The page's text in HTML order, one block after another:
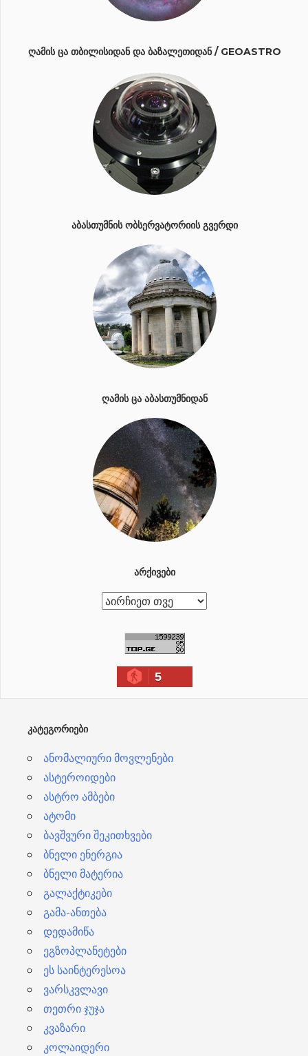
ᲦᲐᲛᲘᲡ ᲪᲐ ᲗᲑᲘᲚᲘᲡᲘᲓᲐᲜ ᲓᲐ ᲑᲐᲖᲐᲚᲔᲗᲘᲓᲐᲜ / GEOASTRO
ᲐᲑᲐᲡᲗᲣᲛᲜᲘᲡ ᲝᲑᲡᲔᲠᲕᲐᲢᲝᲠᲘᲘᲡ ᲒᲕᲔᲠᲓᲘ
ᲦᲐᲛᲘᲡ ᲪᲐ ᲐᲑᲐᲡᲗᲣᲛᲜᲘᲓᲐᲜ
ᲐᲠᲥᲘᲕᲔᲑᲘ
ა
5
ᲙᲐᲢᲔᲒᲝᲠᲘᲔᲑᲘ
ანომალიური მოვლენები
ასტეროიდები
ასტრო ამბები
ატომი
ბავშვური შეკითხვები
ბნელი ენერგია
ბნელი მატერია
გალაქტიკები
გამა-ანთება
დედამიწა
ეგზოპლანეტები
ეს საინტერესოა
ვარსკვლავი
თეთრი ჯუჯა
კვაზარი
კოლაიდერი